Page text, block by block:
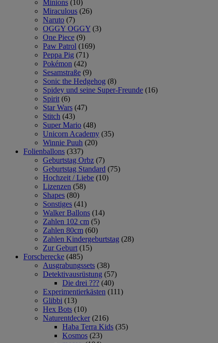
Minions (10)
Miraculous (26)
Naruto (7)
OGGY OGGY (3)
One Piece (9)
Paw Patrol (169)
Peppa Pig (71)
Pokémon (42)
Sesamstraße (9)
Sonic the Hedgehog (8)
Spidey und seine Super-Freunde (16)
Spirit (6)
Star Wars (47)
Stitch (43)
Super Mario (48)
Unicorn Academy (35)
Winnie Puuh (20)
Folienballons (337)
Geburtstag Orbz (7)
Geburtstag Standard (75)
Hochzeit / Liebe (10)
Lizenzen (58)
Shapes (80)
Sonstiges (41)
Walker Ballons (14)
Zahlen 102 cm (5)
Zahlen 80cm (60)
Zahlen Kindergeburtstag (28)
Zur Geburt (15)
Forscherecke (485)
Ausgrabungssets (38)
Detektivausrüstung (57)
Die drei ??? (40)
Experimentierkästen (111)
Glibbi (13)
Hex Bots (10)
Naturentdecker (216)
Haba Terra Kids (35)
Kosmos (23)